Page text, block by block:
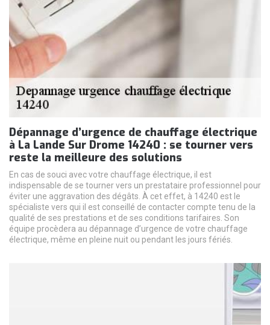
Dépannage d’urgence de chauffage électrique
à La Lande Sur Drome 14240 : se tourner vers
reste la meilleure des solutions
En cas de souci avec votre chauffage électrique, il est
indispensable de se tourner vers un prestataire professionnel pour
éviter une aggravation des dégâts. À cet effet, à 14240 est le
spécialiste vers qui il est conseillé de contacter compte tenu de la
qualité de ses prestations et de ses conditions tarifaires. Son
équipe procèdera au dépannage d’urgence de votre chauffage
électrique, même en pleine nuit ou pendant les jours fériés.